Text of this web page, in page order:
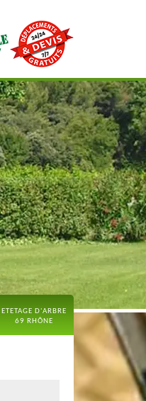
ETETAGE D'ARBRE
69 RHÔNE